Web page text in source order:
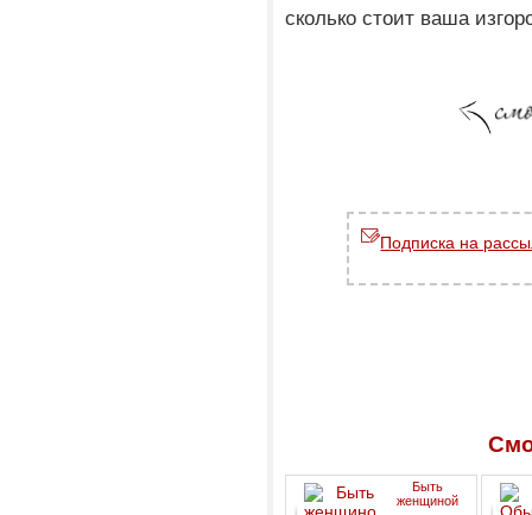
сколько стоит ваша
Подписка на
Быть
женщиной